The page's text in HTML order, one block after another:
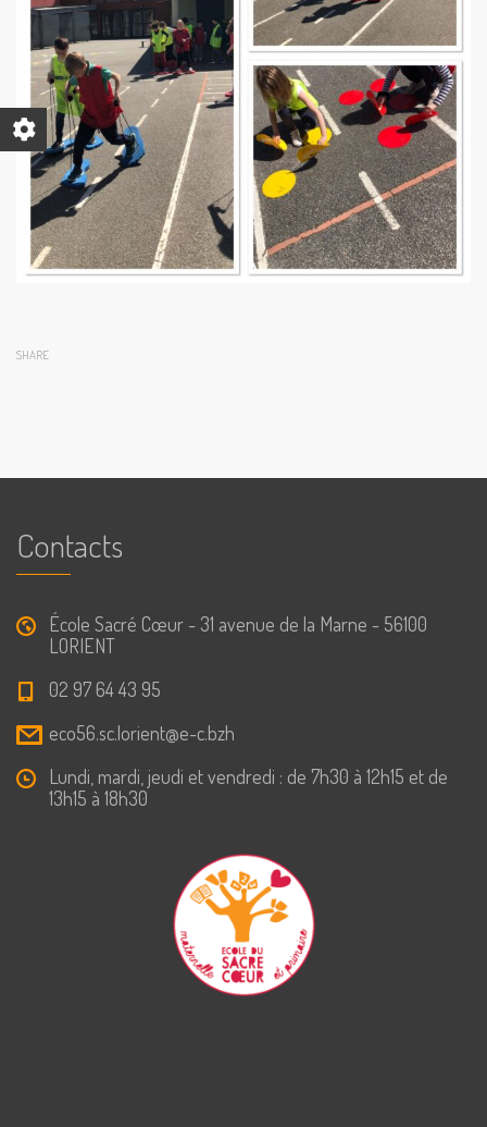
SHARE
Contacts
École Sacré Cœur - 31 avenue de la Marne - 56100
LORIENT
02 97 64 43 95
eco56.sc.lorient@e-c.bzh
Lundi, mardi, jeudi et vendredi : de 7h30 à 12h15 et de
13h15 à 18h30